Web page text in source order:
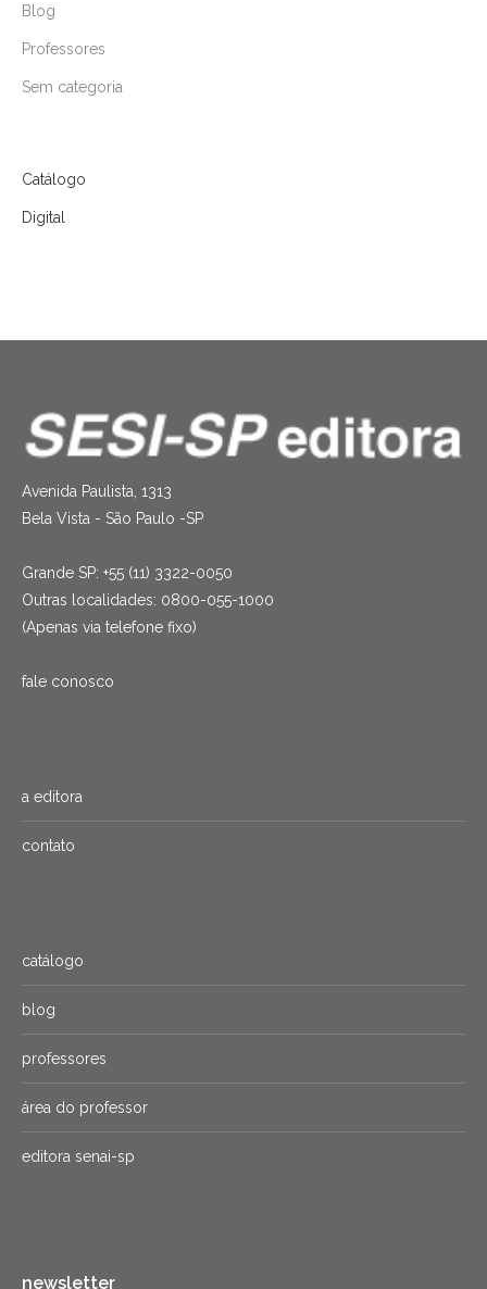
Blog
Professores
Sem categoria
Catálogo
Digital
Avenida Paulista, 1313
Bela Vista - São Paulo -SP
Grande SP: +55 (11) 3322-0050
Outras localidades: 0800-055-1000
(Apenas via telefone fixo)
fale conosco
a editora
contato
catálogo
blog
professores
área do professor
editora senai-sp
newsletter